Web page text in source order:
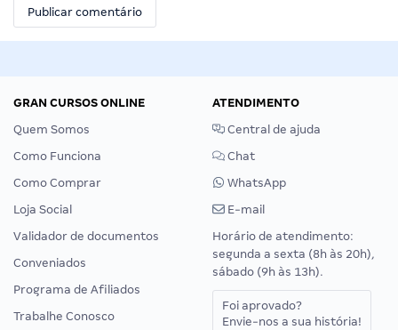
GRAN CURSOS ONLINE
Quem Somos
Como Funciona
Como Comprar
Loja Social
Validador de documentos
Conveniados
Programa de Afiliados
Trabalhe Conosco
ATENDIMENTO
Central de ajuda
Chat
WhatsApp
E-mail
Horário de atendimento:
segunda a sexta (8h às 20h),
sábado (9h às 13h).
Foi aprovado?
Envie-nos a sua história!